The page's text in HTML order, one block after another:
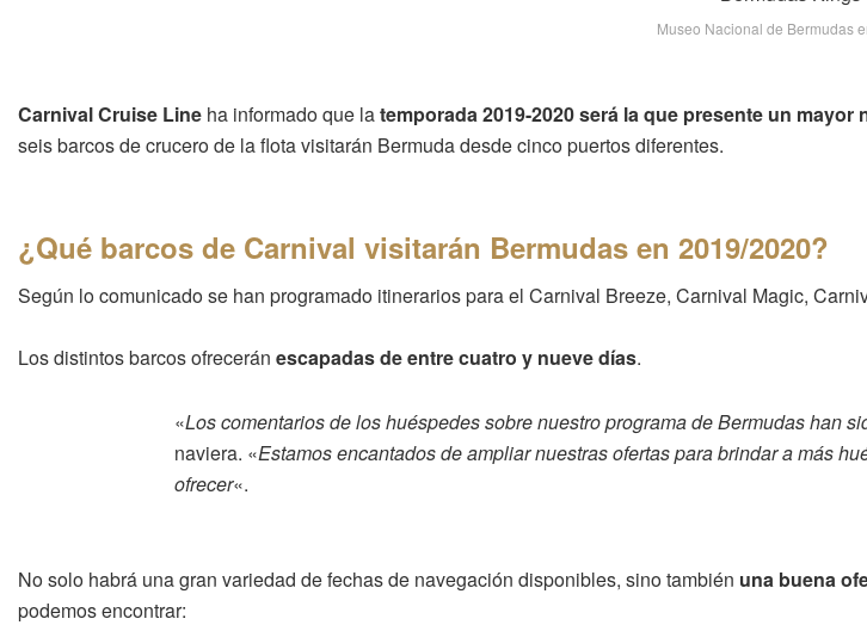
Museo Nacional de Bermudas
Carnival Cruise Line ha informado que latemporada 2019-2020 será la que presente un
seis barcos de crucero de la flota visitarán Bermuda desde cinco puertos diferentes.
¿Qué barcos de Carnival visitarán Bermudas en 2019/2020?
Según lo comunicado se han programado itinerarios para el Carnival Breeze, Carnival Magic,
Los distintos barcos ofrecerán escapadas de entre cuatro y nueve días.
«Los comentarios de los huéspedes sobre nuestro programa de Bermudas han
naviera. «Estamos encantados de ampliar nuestras ofertas para brindar a más
ofrecer«.
No solo habrá una gran variedad de fechas de navegación disponibles, sino también una buena
podemos encontrar: